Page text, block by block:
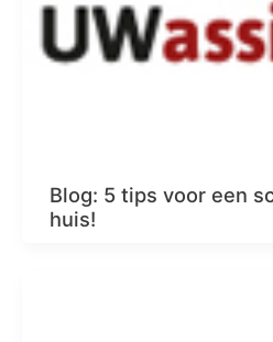
Blog: 5 tips voor een
huis!